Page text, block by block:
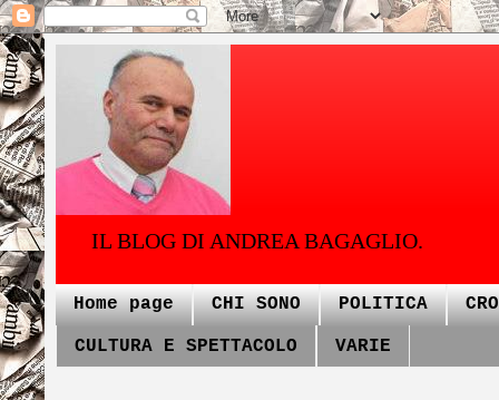
IL BLOG DI ANDREA BAGAGLIO.
Home page CHI SONO POLITICA
CULTURA E SPETTACOLO VARIE